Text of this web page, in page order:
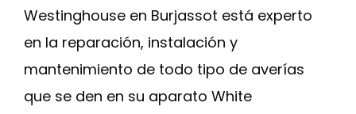
Westinghouse en Burjassot está experto
en la reparación, instalación y
mantenimiento de todo tipo de averías
que se den en su aparato White